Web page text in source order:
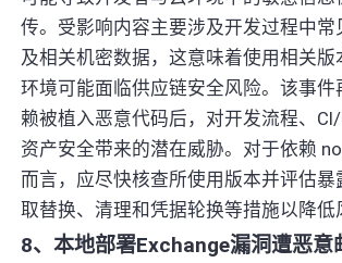
传。受影响内容主要涉及开发过程中常
及相关机密数据，这意味着使用相关版
环境可能面临供应链安全风险。该事件
赖被植入恶意代码后，对开发流程、
资产安全带来的潜在威胁。对于依赖
而言，应尽快核查所使用版本并评估暴
取替换、清理和凭据轮换等措施以降低
8、本地部署Exchange漏洞遭恶意